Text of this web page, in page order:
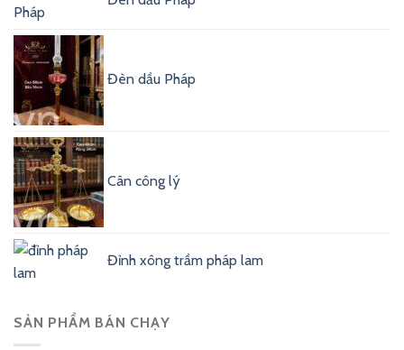
Đèn dầu Pháp
Cân công lý
Đỉnh xông trầm pháp lam
SẢN PHẨM BÁN CHẠY